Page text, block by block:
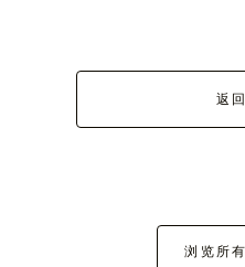
返
浏览所